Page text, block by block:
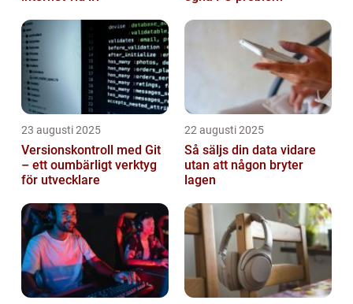
23 augusti 2025
Versionskontroll med Git
– ett oumbärligt verktyg
för utvecklare
22 augusti 2025
Så säljs din data vidare
utan att någon bryter
lagen